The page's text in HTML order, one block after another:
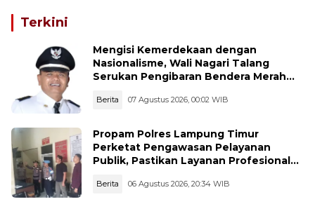
Terkini
Mengisi Kemerdekaan dengan
Nasionalisme, Wali Nagari Talang
Serukan Pengibaran Bendera Merah
Berita 07 Agustus 2026, 00:02 WIB
Propam Polres Lampung Timur
Perketat Pengawasan Pelayanan
Publik, Pastikan Layanan Profesional
Berita 06 Agustus 2026, 20:34 WIB